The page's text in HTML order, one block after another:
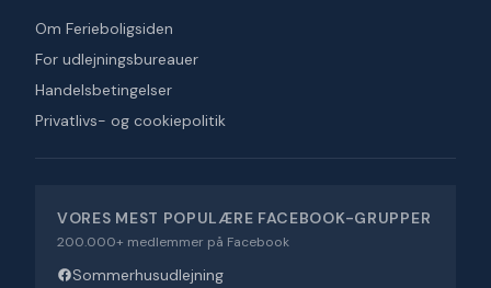
Om Ferieboligsiden
For udlejningsbureauer
Handelsbetingelser
Privatlivs- og cookiepolitik
VORES MEST POPULÆRE FACEBOOK-GRUPPER
200.000+ medlemmer på Facebook
Sommerhusudlejning